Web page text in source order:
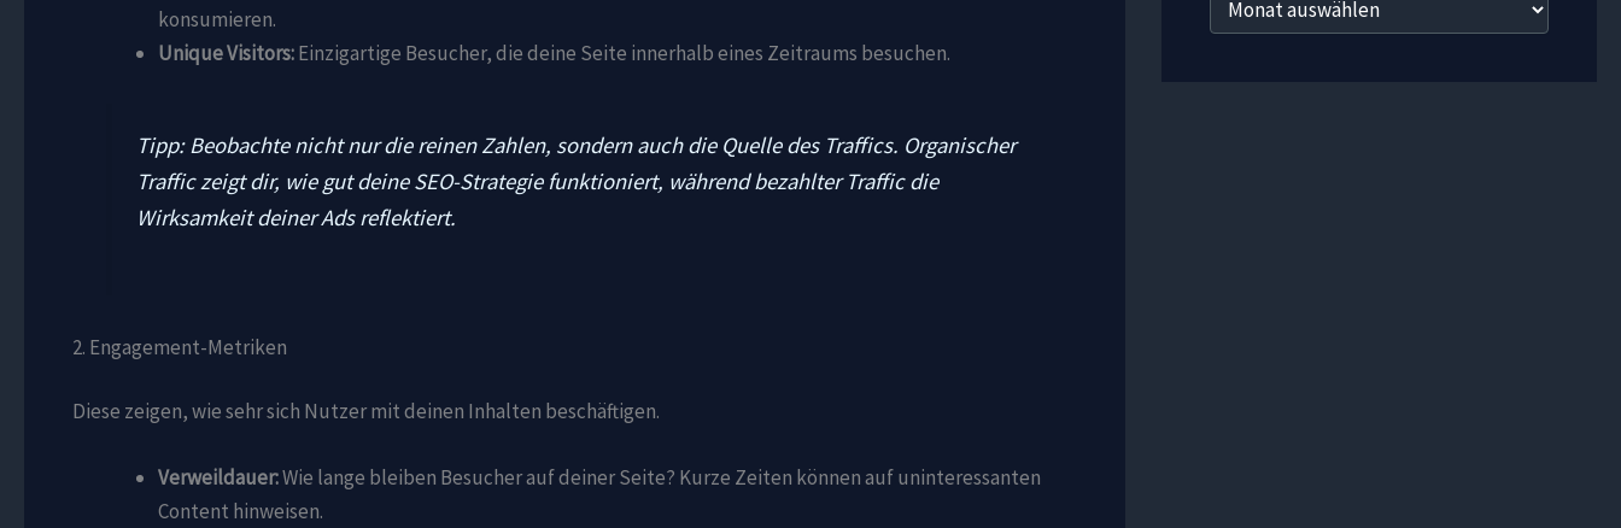
konsumieren.
Unique Visitors:Einzigartige Besucher, die deine Seite innerhalb eines Zeitraums besuchen.
Tipp: Beobachte nicht nur die reinen Zahlen, sondern auch die Quelle des Traffics. Organischer
Traffic zeigt dir, wie gut deine SEO-Strategie funktioniert, während bezahlter Traffic die
Wirksamkeit deiner Ads reflektiert.
2. Engagement-Metriken
Diese zeigen, wie sehr sich Nutzer mit deinen Inhalten beschäftigen.
Verweildauer:Wie lange bleiben Besucher auf deiner Seite? Kurze Zeiten können auf uninteressanten
Content hinweisen.